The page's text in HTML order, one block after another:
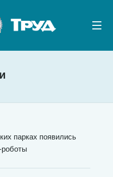
парках появились
роботы